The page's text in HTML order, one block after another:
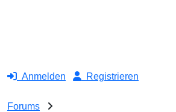
Anmelden Registrieren
Forums